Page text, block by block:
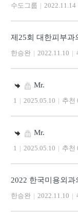
수도그룹 | 2022.11.14
제25회 대한피부과
한승완 | 2022.11.10 |
Mr.
1 | 2025.05.10 | 추천
Mr.
1 | 2025.05.10 | 추천
2022 한국미용외
한승완 | 2022.11.10 |